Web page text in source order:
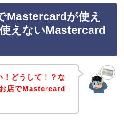
Mastercardが使え
えないMastercard
どうして！？な
店でMastercard